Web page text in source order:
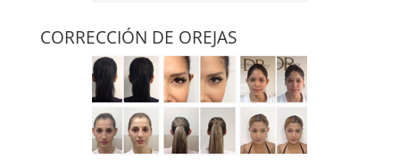
CORRECCIÓN DE OREJAS